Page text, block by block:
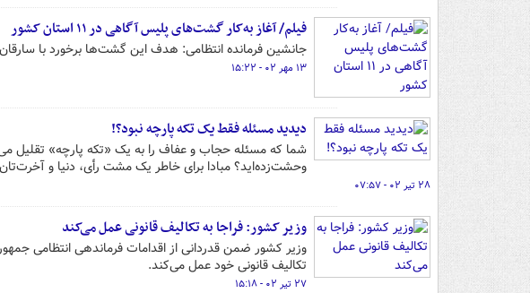
فیلم/ آغاز به‌کار گشت‌های پلیس آگاهی در ۱۱ استان کشور
جانشین فرمانده انتظامی: هدف این گشت‌ها برخورد با
۱۳ مهر ۰۲ - ۱۵:۲۲
دیدید مسئله فقط یک تکه پارچه نبود؟!
شما که مسئله حجاب و عفاف را به یک «تکه پارچه» تقلیل
وحشت‌زده‌اید؟ مبادا برای خاطر یک مشت رأی، دنیا و
۲۸ تیر ۰۲ - ۰۷:۵۷
وزیر کشور: فراجا به تکالیف قانونی عمل می‌کند
وزیر کشور ضمن قدردانی از اقدامات فرماندهی انتظامی
تکالیف قانونی خود عمل می‌کند.
۲۷ تیر ۰۲ - ۱۵:۱۸